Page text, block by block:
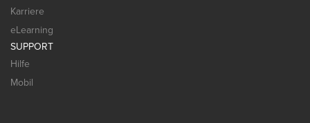
Karriere
eLearning
SUPPORT
Hilfe
Mobil